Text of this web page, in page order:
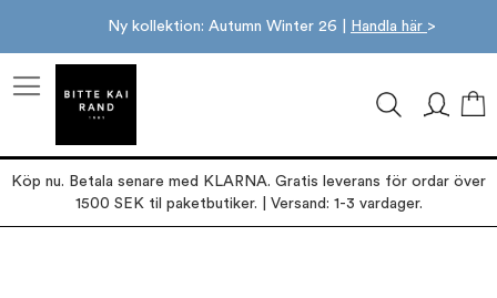
Ny kollektion: Autumn Winter 26 | Handla här >
Köp nu. Betala senare med KLARNA. Gratis leverans för ordar över
1500 SEK til paketbutiker. | Versand: 1-3 vardager.